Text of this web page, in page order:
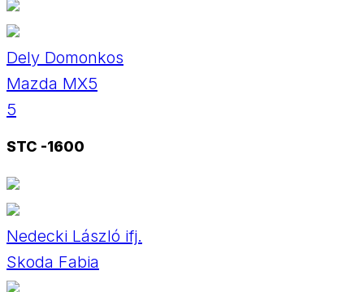
Dely Domonkos
Mazda MX5
5
STC -1600
Nedecki László ifj.
Skoda Fabia